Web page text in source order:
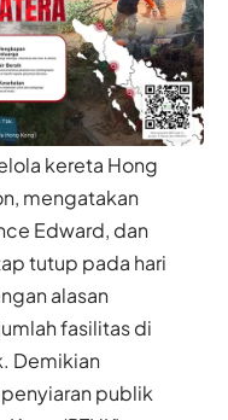
kereta Hong
mengatakan
Edward, dan
tutup pada hari
alasan
fasilitas di
Demikian
publik